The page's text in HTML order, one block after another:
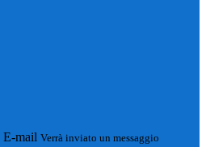
E-mail Verrà inviato un messaggio